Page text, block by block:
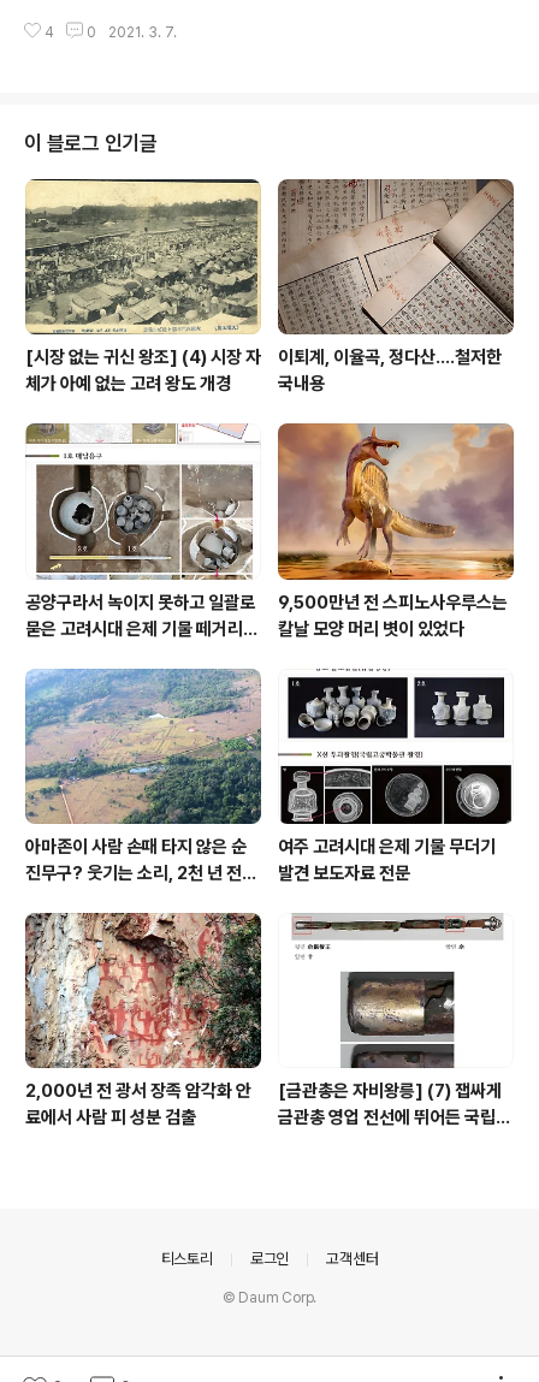
007년 10월 8일까지 (재)영남문화재연구원에서 발굴조
맞다. 1970년대 유신 치하 경주관광종합개발계획 일환으
기를 맞으니 제법 티가 난다. 저 탑을 세울 적엔 그 모델인
두 탑이 없어질 때를 대비하는 생각도 있었으니 그때는 오
직 이 탑이 남아 실물을 대체하게 된다. 저 두 탑이 실제 모
델과 다른 점은 이것이 순전히 문화재라는 관점이 투여한
결과물이라는 사실이다. 본래 불탑은 석가모니 부처님 산
소라 그의 시신인 사리를 봉안하는..
4 0 2021. 3. 7.
이 블로그 인기글
[시장 없는 귀신 왕조] (4) 시장 자
체가 아예 없는 고려 왕도 개경
이퇴계, 이율곡, 정다산....철저한
국내용
공양구라서 녹이지 못하고 일괄로
묻은 고려시대 은제 기물 떼거리로
9,500만년 전 스피노사우루스는
칼날 모양 머리 볏이 있었다
아마존이 사람 손때 타지 않은 순
진무구? 웃기는 소리, 2천 년 전에
여주 고려시대 은제 기물 무더기
발견 보도자료 전문
2,000년 전 광서 장족 암각화 안
료에서 사람 피 성분 검출
[금관총은 자비왕릉] (7) 잽싸게
금관총 영업 전선에 뛰어든 국립박
티스토리 로그인 고객센터
© Daum Corp.